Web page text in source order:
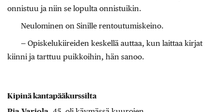
onnistuu ja niin se lopulta onnistuikin.
Neulominen on Sinille rentoutumiskeino.
— Opiskelukiireiden keskellä auttaa, kun laittaa kirjat
kiinni ja tarttuu puikkoihin, hän sanoo.
Kipinä kantapääkurssilta